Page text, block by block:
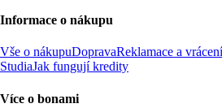
Informace o nákupu
Vše o nákupuDopravaReklamace a vrácení
StudiaJak fungují kredity
Více o bonami